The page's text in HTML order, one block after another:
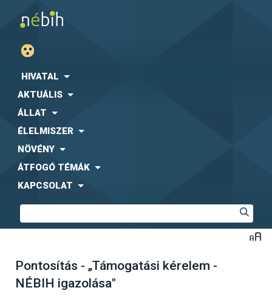
HIVATAL
AKTUÁLIS
ÁLLAT
ÉLELMISZER
NÖVÉNY
ÁTFOGÓ TÉMÁK
KAPCSOLAT
Pontosítás - „Támogatási kérelem -
NÉBIH igazolása"